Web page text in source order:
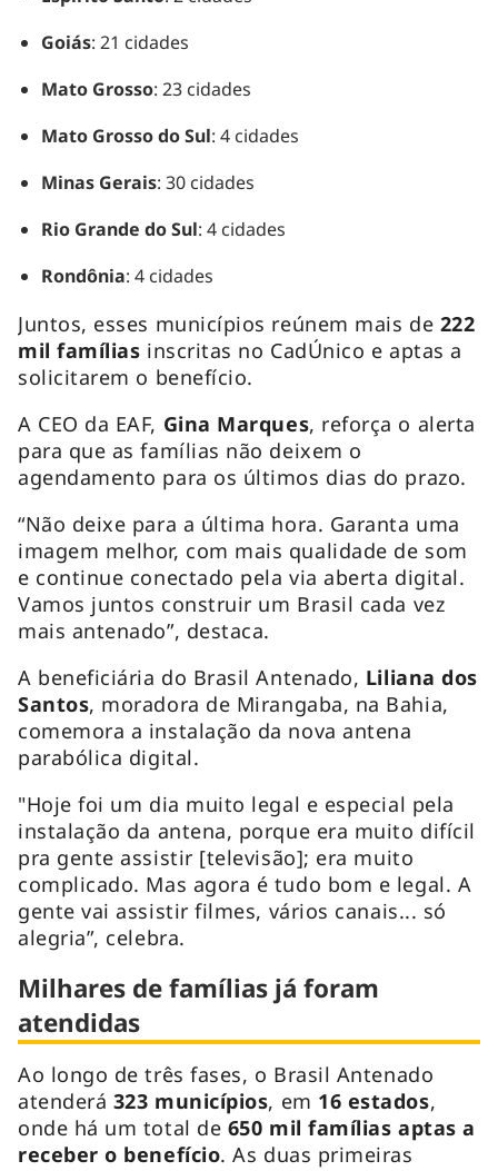
Goiás: 21 cidades
Mato Grosso: 23 cidades
Mato Grosso do Sul: 4 cidades
Minas Gerais: 30 cidades
Rio Grande do Sul: 4 cidades
Rondônia: 4 cidades
Juntos, esses municípios reúnem mais de 222
mil famílias inscritas no CadÚnico e aptas a
solicitarem o benefício.
A CEO da EAF, Gina Marques, reforça o alerta
para que as famílias não deixem o
agendamento para os últimos dias do prazo.
“Não deixe para a última hora. Garanta uma
imagem melhor, com mais qualidade de som
e continue conectado pela via aberta digital.
Vamos juntos construir um Brasil cada vez
mais antenado”, destaca.
A beneficiária do Brasil Antenado, Liliana dos
Santos, moradora de Mirangaba, na Bahia,
comemora a instalação da nova antena
parabólica digital.
"Hoje foi um dia muito legal e especial pela
instalação da antena, porque era muito difícil
pra gente assistir [televisão]; era muito
complicado. Mas agora é tudo bom e legal. A
gente vai assistir filmes, vários canais... só
alegria”, celebra.
Milhares de famílias já foram
atendidas
Ao longo de três fases, o Brasil Antenado
atenderá 323 municípios, em 16 estados,
onde há um total de 650 mil famílias aptas a
receber o benefício. As duas primeiras